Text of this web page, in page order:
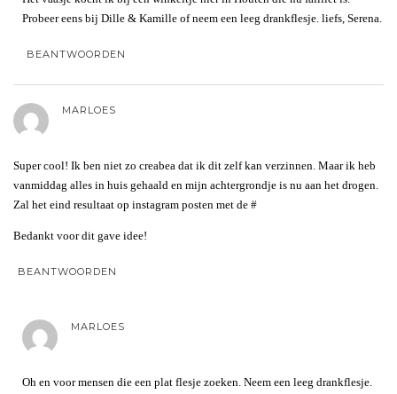
Probeer eens bij Dille & Kamille of neem een leeg drankflesje. liefs, Serena.
BEANTWOORDEN
MARLOES
Super cool! Ik ben niet zo creabea dat ik dit zelf kan verzinnen. Maar ik heb
vanmiddag alles in huis gehaald en mijn achtergrondje is nu aan het drogen.
Zal het eind resultaat op instagram posten met de #
Bedankt voor dit gave idee!
BEANTWOORDEN
MARLOES
Oh en voor mensen die een plat flesje zoeken. Neem een leeg drankflesje.